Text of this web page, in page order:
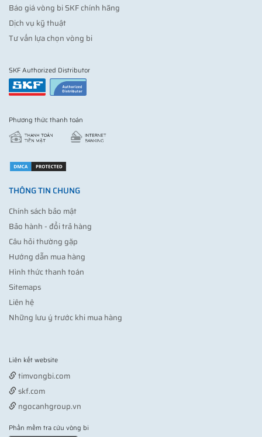
Báo giá vòng bi SKF chính hãng
Dịch vụ kỹ thuật
Tư vấn lựa chọn vòng bi
SKF Authorized Distributor
Phương thức thanh toán
THÔNG TIN CHUNG
Chính sách bảo mật
Bảo hành - đổi trả hàng
Câu hỏi thường gặp
Hướng dẫn mua hàng
Hình thức thanh toán
Sitemaps
Liên hệ
Những lưu ý trước khi mua hàng
Liên kết website
timvongbi.com
skf.com
ngocanhgroup.vn
Phần mềm tra cứu vòng bi